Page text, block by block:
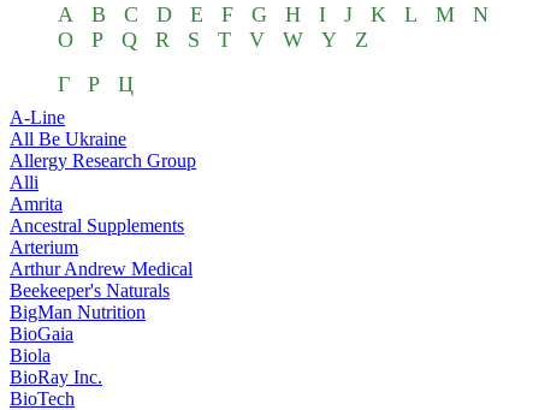
A B C D E F G H I J K L M
N
O
P Q R S T V W Y
Z
Г
Р Ц
A-Line
All Be Ukraine
Allergy Research Group
Alli
Amrita
Ancestral Supplements
Arterium
Arthur Andrew Medical
Beekeeper's Naturals
BigMan Nutrition
BioGaia
Biola
BioRay Inc.
BioTech